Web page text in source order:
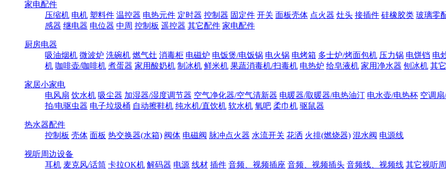
家电配件
压缩机 电机 塑料件 温控器 电热元件 定时器 控制器 固定件 开关 面板壳体 点火器 灶头 接插件 硅橡胶类 玻璃零
感器 继电器 电位器 中周 控制板 遥控器 其它配件 家电配件
厨房电器
吸油烟机 微波炉 洗碗机 燃气灶 消毒柜 电磁炉 电饭煲/电饭锅 电火锅 电烤箱 多士炉/烤面包机 压力锅 电饼铛 电
机 咖啡壶/咖啡机 煮蛋器 家用酸奶机 制冰机 鲜米机 果蔬消毒机/扫毒机 电热炉 给皂液机 家用净水器 刨冰机 其
家居小家电
电风扇 饮水机 吸尘器 加湿器/湿度调节器 空气净化器/空气清新器 电暖器/取暖器/电热油汀 电水壶/电热杯 空调
拍/电驱虫器 电子垃圾桶 自动擦鞋机 纯水机/直饮机 软水机 氧吧 柔巾机 驱鼠器
热水器配件
控制板 壳体 面板 热交换器(水箱) 阀体 电磁阀 脉冲点火器 水流开关 花洒 火排(燃烧器) 混水阀 电源线
视听周边设备
耳机 麦克风/话筒 卡拉OK机 解码器 电源 线材 插件 音频、视频插座 音频、视频插头 音频线、视频线 其它视听